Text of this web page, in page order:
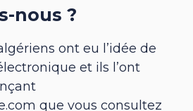
nous ?
ont eu l’idée de
et ils l’ont
que vous consultez